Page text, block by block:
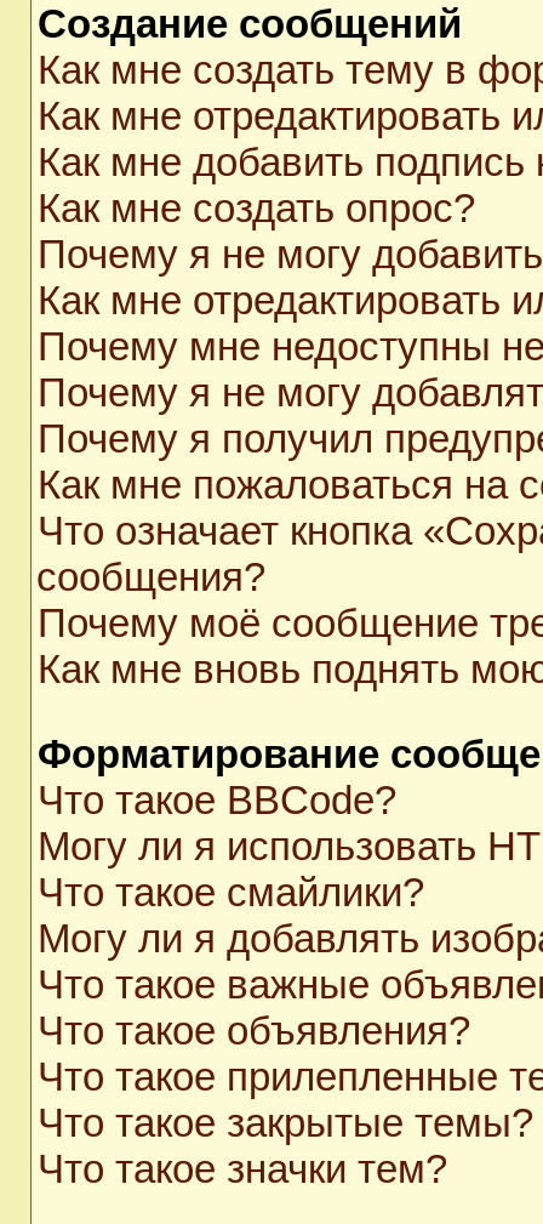
Создание сообщений
Как мне создать тему в
Как мне отредактировать
Как мне добавить
Как мне создать опрос?
Почему я не могу
Как мне отредактировать
Почему мне недоступны
Почему я не могу
Почему я получил
Как мне пожаловаться на
Что означает кнопка
сообщения?
Почему моё сообщение
Как мне вновь поднять
Форматирование
Что такое BBCode?
Могу ли я использовать
Что такое смайлики?
Могу ли я добавлять
Что такое важные
Что такое объявления?
Что такое прилепленные
Что такое закрытые темы?
Что такое значки тем?